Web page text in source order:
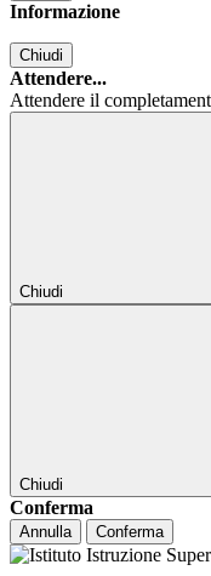
Informazione
Chiudi
Attendere...
Attendere il
Chiudi
Chiudi
Conferma
Annulla Conferma